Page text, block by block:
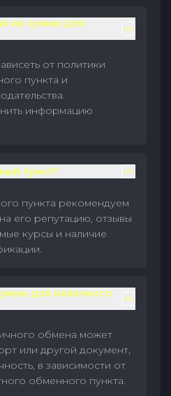
на суммы для
от политики
пункта и
информацию
пункт?
пункта рекомендуем
его репутацию, отзывы
курсы и наличие
для наличного
обмена может
или другой документ,
в зависимости от
обменного пункта.